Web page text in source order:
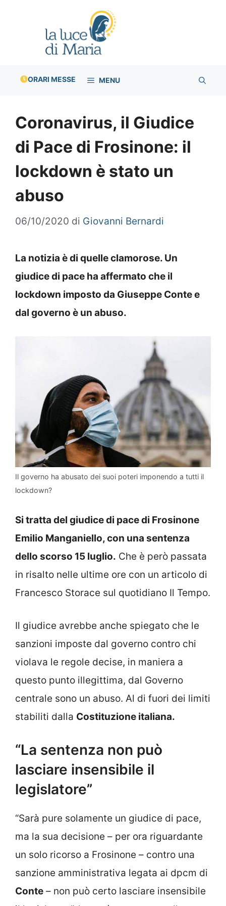
ORARI MESSE MENU
Coronavirus, il Giudice
di Pace di Frosinone: il
lockdown è stato un
abuso
06/10/2020 di Giovanni Bernardi
La notizia è di quelle clamorose. Un
giudice di pace ha affermato che il
lockdown imposto da Giuseppe Conte e
dal governo è un abuso.
Il governo ha abusato dei suoi poteri imponendo a tutti il
lockdown?
Si tratta del giudice di pace di Frosinone
Emilio Manganiello, con una sentenza
dello scorso 15 luglio. Che è però passata
in risalto nelle ultime ore con un articolo di
Francesco Storace sul quotidiano Il Tempo.
Il giudice avrebbe anche spiegato che le
sanzioni imposte dal governo contro chi
violava le regole decise, in maniera a
questo punto illegittima, dal Governo
centrale sono un abuso. Al di fuori dei limiti
stabiliti dalla Costituzione italiana.
“La sentenza non può
lasciare insensibile il
legislatore”
“Sarà pure solamente un giudice di pace,
ma la sua decisione – per ora riguardante
un solo ricorso a Frosinone – contro una
sanzione amministrativa legata ai dpcm di
Conte – non può certo lasciare insensibile